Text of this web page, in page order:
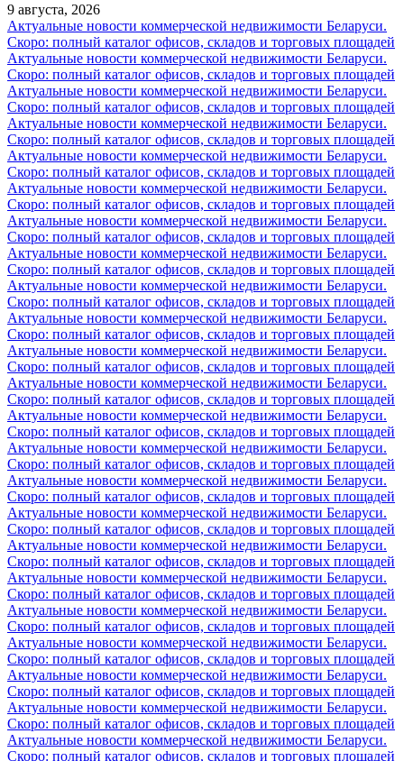
9 августа, 2026
Актуальные новости коммерческой недвижимости Беларуси.
Скоро: полный каталог офисов, складов и торговых площадей
Актуальные новости коммерческой недвижимости Беларуси.
Скоро: полный каталог офисов, складов и торговых площадей
Актуальные новости коммерческой недвижимости Беларуси.
Скоро: полный каталог офисов, складов и торговых площадей
Актуальные новости коммерческой недвижимости Беларуси.
Скоро: полный каталог офисов, складов и торговых площадей
Актуальные новости коммерческой недвижимости Беларуси.
Скоро: полный каталог офисов, складов и торговых площадей
Актуальные новости коммерческой недвижимости Беларуси.
Скоро: полный каталог офисов, складов и торговых площадей
Актуальные новости коммерческой недвижимости Беларуси.
Скоро: полный каталог офисов, складов и торговых площадей
Актуальные новости коммерческой недвижимости Беларуси.
Скоро: полный каталог офисов, складов и торговых площадей
Актуальные новости коммерческой недвижимости Беларуси.
Скоро: полный каталог офисов, складов и торговых площадей
Актуальные новости коммерческой недвижимости Беларуси.
Скоро: полный каталог офисов, складов и торговых площадей
Актуальные новости коммерческой недвижимости Беларуси.
Скоро: полный каталог офисов, складов и торговых площадей
Актуальные новости коммерческой недвижимости Беларуси.
Скоро: полный каталог офисов, складов и торговых площадей
Актуальные новости коммерческой недвижимости Беларуси.
Скоро: полный каталог офисов, складов и торговых площадей
Актуальные новости коммерческой недвижимости Беларуси.
Скоро: полный каталог офисов, складов и торговых площадей
Актуальные новости коммерческой недвижимости Беларуси.
Скоро: полный каталог офисов, складов и торговых площадей
Актуальные новости коммерческой недвижимости Беларуси.
Скоро: полный каталог офисов, складов и торговых площадей
Актуальные новости коммерческой недвижимости Беларуси.
Скоро: полный каталог офисов, складов и торговых площадей
Актуальные новости коммерческой недвижимости Беларуси.
Скоро: полный каталог офисов, складов и торговых площадей
Актуальные новости коммерческой недвижимости Беларуси.
Скоро: полный каталог офисов, складов и торговых площадей
Актуальные новости коммерческой недвижимости Беларуси.
Скоро: полный каталог офисов, складов и торговых площадей
Актуальные новости коммерческой недвижимости Беларуси.
Скоро: полный каталог офисов, складов и торговых площадей
Актуальные новости коммерческой недвижимости Беларуси.
Скоро: полный каталог офисов, складов и торговых площадей
Актуальные новости коммерческой недвижимости Беларуси.
Скоро: полный каталог офисов, складов и торговых площадей